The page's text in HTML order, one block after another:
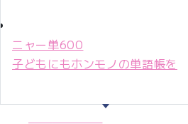
ニャー単600
子どもにもホンモノの単語帳を